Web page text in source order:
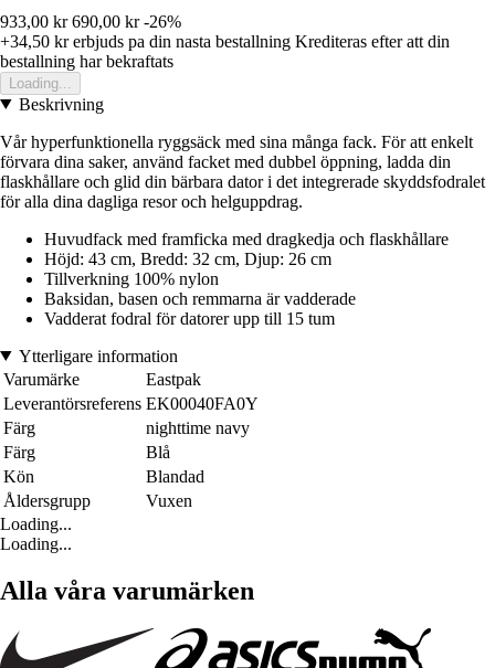
933,00 kr 690,00 kr -26%
+34,50 krerbjuds pa din nasta bestallning Krediteras efter att din
bestallning har bekraftats
Loading...
Beskrivning
Vår hyperfunktionella ryggsäck med sina många fack. För att enkelt
förvara dina saker, använd facket med dubbel öppning, ladda din
flaskhållare och glid din bärbara dator i det integrerade skyddsfodralet
för alla dina dagliga resor och helguppdrag.
Huvudfack med framficka med dragkedja och flaskhållare
Höjd: 43 cm, Bredd: 32 cm, Djup: 26 cm
Tillverkning 100% nylon
Baksidan, basen och remmarna är vadderade
Vadderat fodral för datorer upp till 15 tum
Ytterligare information
Varumärke
Eastpak
Leverantörsreferens EK00040FA0Y
Färg
nighttime navy
Färg
Blå
Kön
Blandad
Åldersgrupp
Vuxen
Loading...
Loading...
Alla våra varumärken